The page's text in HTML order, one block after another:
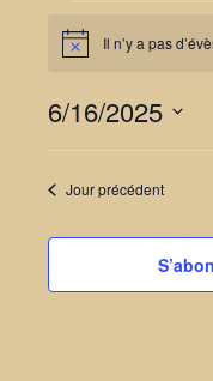
Notice Il n’y a pas
6/16/2025
Sélectionnez
date.
Jour précédent